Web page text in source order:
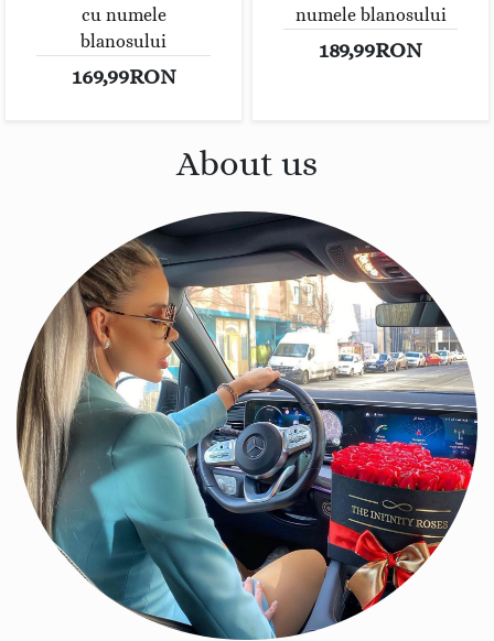
cu numele
blanosului
169,99RON
numele blanosului
189,99RON
About us